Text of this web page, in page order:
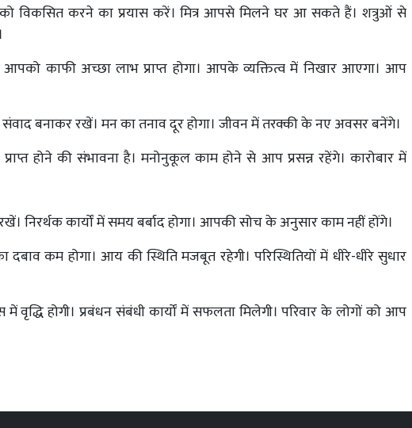
विकसित करने का प्रयास करें। मित्र आपसे मिलने घर आ सकते हैं। शत्रुओं से
काफी अच्छा लाभ प्राप्त होगा। आपके व्यक्तित्व में निखार आएगा। आप
बनाकर रखें। मन का तनाव दूर होगा। जीवन में तरक्की के नए अवसर बनेंगे।
होने की संभावना है। मनोनुकूल काम होने से आप प्रसन्न रहेंगे। कारोबार में
निरर्थक कार्यों में समय बर्बाद होगा। आपकी सोच के अनुसार काम नहीं होंगे।
दबाव कम होगा। आय की स्थिति मजबूत रहेगी। परिस्थितियों में धीरे-धीरे सुधार
होगी। प्रबंधन संबंधी कार्यों में सफलता मिलेगी। परिवार के लोगों को आप